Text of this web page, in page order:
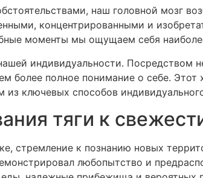
наш головной мозг
концентрированными и
моменты мы ощущаем себя
индивидуальности. Посредством
более полное понимание о себе.
ключевых способов
тяги к
стремление к познанию новых
любопытство и